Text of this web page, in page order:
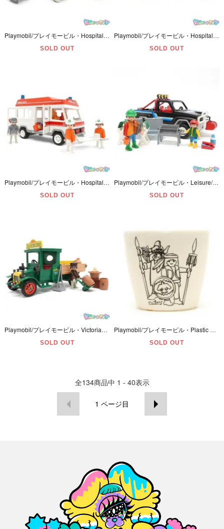
Playmobil/プレイモービル・Hospital/ホスピタル 「Hospital Room/ホスピタルルーム/病室」 引き出し・スリッパ欠品・シールダメージ有・#3980
SOLD OUT
Playmobil/プレイモービル・Hospital/ホスピタル 「Pediatrician/ペディアトリシャン/小児科医 (Pediatrics/ピディアトリクス)」欠品＆ダメージ多数有・#3926
SOLD OUT
Playmobil/プレイモービル・Hospital/ホスピタル 「Ambulance/アンビュランス/救急車」 欠品＆ダメージ多数有・#3456
SOLD OUT
Playmobil/プレイモービル・Leisure/レジャー 「Pick Up 4X4/ピックアップ4WD/四輪駆動・Car/カー/車・Camp/キャンプ・親子」 ルーフ欠品＆他ダメージ有・#3764
SOLD OUT
Playmobil/プレイモービル・Victorianヴィクトリアン「Transport Union・Delivery Truck/トランスポートユニオン・デリバリートラック/アンティーク」#5640
SOLD OUT
Playmobil/プレイモービル・Plastic Mini Cup/プラスチック製ミニカップ/コップ・Indians/インディアンス・No. 1519
SOLD OUT
全134商品中 1 - 40表示
1 ページ目